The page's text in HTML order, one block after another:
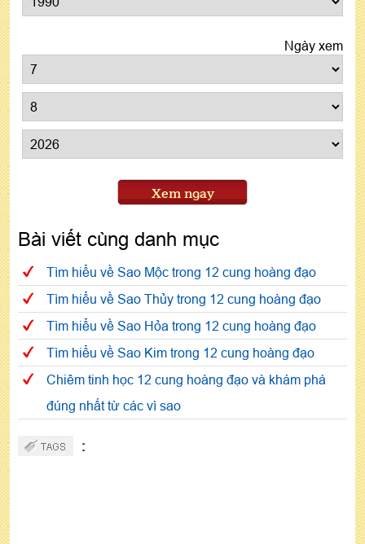
Ngày xem
Xem ngay
Bài viết cùng danh mục
Tìm hiểu về Sao Mộc trong 12 cung hoàng đạo
Tìm hiểu về Sao Thủy trong 12 cung hoàng đạo
Tìm hiểu về Sao Hỏa trong 12 cung hoàng đạo
Tìm hiểu về Sao Kim trong 12 cung hoàng đạo
Chiêm tinh học 12 cung hoàng đạo và khám phá
đúng nhất từ các vì sao
: